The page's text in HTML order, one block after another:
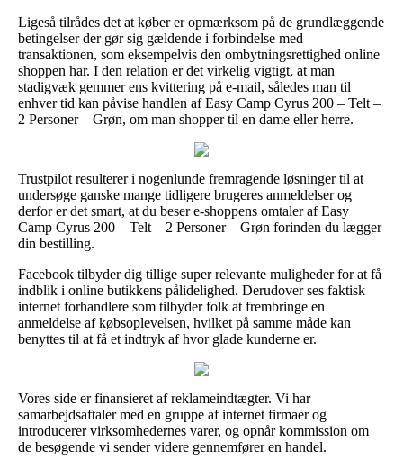
Ligeså tilrådes det at køber er opmærksom på de grundlæggende
betingelser der gør sig gældende i forbindelse med
transaktionen, som eksempelvis den ombytningsrettighed online
shoppen har. I den relation er det virkelig vigtigt, at man
stadigvæk gemmer ens kvittering på e-mail, således man til
enhver tid kan påvise handlen af Easy Camp Cyrus 200 – Telt –
2 Personer – Grøn, om man shopper til en dame eller herre.
Trustpilot resulterer i nogenlunde fremragende løsninger til at
undersøge ganske mange tidligere brugeres anmeldelser og
derfor er det smart, at du beser e-shoppens omtaler af Easy
Camp Cyrus 200 – Telt – 2 Personer – Grøn forinden du lægger
din bestilling.
Facebook tilbyder dig tillige super relevante muligheder for at få
indblik i online butikkens pålidelighed. Derudover ses faktisk
internet forhandlere som tilbyder folk at frembringe en
anmeldelse af købsoplevelsen, hvilket på samme måde kan
benyttes til at få et indtryk af hvor glade kunderne er.
Vores side er finansieret af reklameindtægter. Vi har
samarbejdsaftaler med en gruppe af internet firmaer og
introducerer virksomhedernes varer, og opnår kommission om
de besøgende vi sender videre gennemfører en handel.